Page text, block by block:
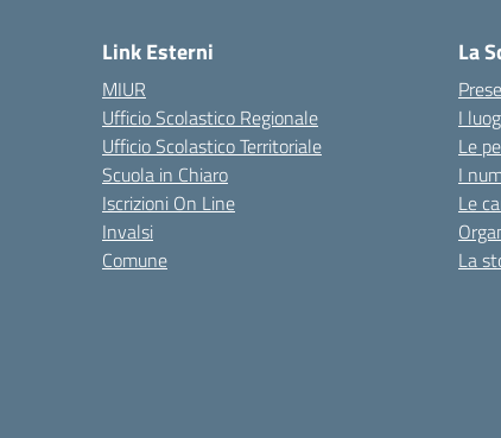
Link Esterni
MIUR
Ufficio Scolastico Regionale
Ufficio Scolastico Territoriale
Scuola in Chiaro
Iscrizioni On Line
Invalsi
Comune
La
I
Le
I
Le
La